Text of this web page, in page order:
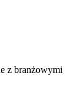
z branżowymi